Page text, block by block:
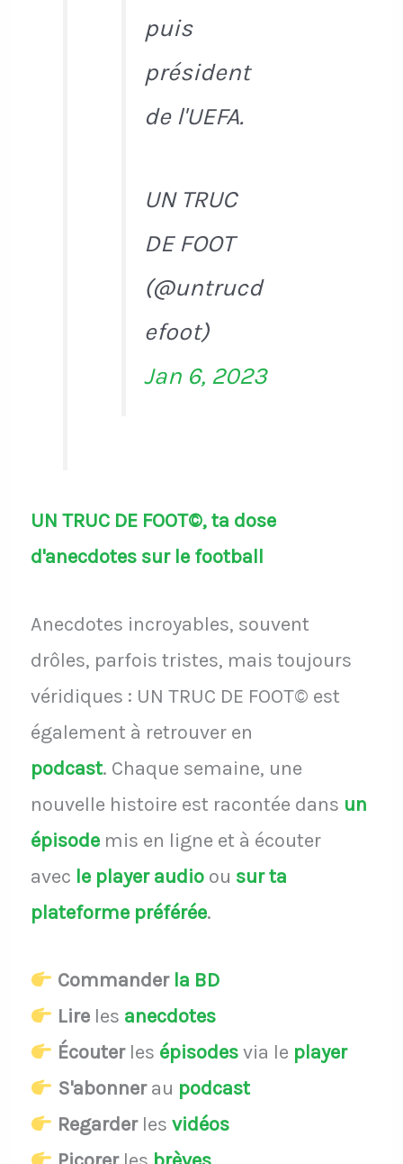
puis
président
de l'UEFA.
UN TRUC
DE FOOT
(@untrucd
efoot)
Jan 6, 2023
UN TRUC DE FOOT©, ta dose
d'anecdotes sur le football
Anecdotes incroyables, souvent
drôles, parfois tristes, mais toujours
véridiques : UN TRUC DE FOOT© est
également à retrouver en
podcast. Chaque semaine, une
nouvelle histoire est racontée dans un
épisodemis en ligne et à écouter
avec le player audio ou sur ta
plateforme préférée.
Commander la BD
Lireles anecdotes
Écouterles épisodesvia le player
S'abonnerau podcast
Regarderles vidéos